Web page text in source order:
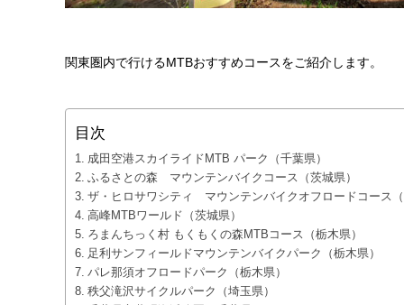
関東圏内で行けるMTBおすすめコースをご紹介します。
目次
成田空港スカイライドMTB パーク（千葉県）
ふるさとの森 マウンテンバイクコース（茨城県）
ザ・ヒロサワシティ マウンテンバイクオフロードコース
高峰MTBワールド（茨城県）
ろまんちっく村 もくもくの森MTBコース（栃木県）
足利サンフィールドマウンテンバイクパーク（栃木県）
パレ那須オフロードパーク（栃木県）
秩父滝沢サイクルパーク（埼玉県）